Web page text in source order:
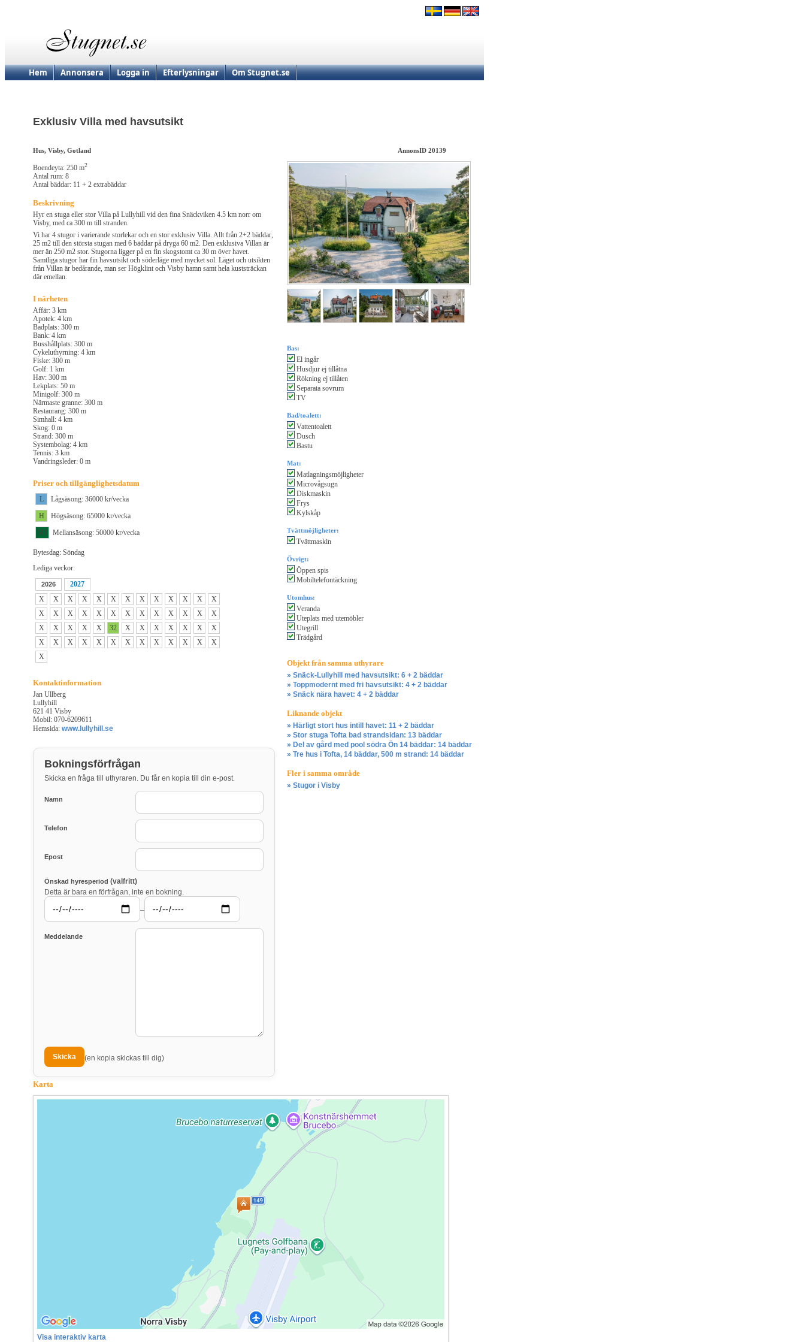
Hem Annonsera Logga in Efterlysningar Om Stugnet.se
Exklusiv Villa med havsutsikt
Hus, Visby, Gotland AnnonsID 20139
Boendeyta: 250 m2
Antal rum: 8
Antal bäddar: 11 + 2 extrabäddar
Beskrivning
Hyr en stuga eller stor Villa på Lullyhill vid den fina Snäckviken 4.5 km norr om
Visby, med ca 300 m till stranden.
Vi har 4 stugor i varierande storlekar och en stor exklusiv Villa. Allt från 2+2 bäddar,
25 m2 till den största stugan med 6 bäddar på dryga 60 m2. Den exklusiva Villan är
mer än 250 m2 stor. Stugorna ligger på en fin skogstomt ca 30 m över havet.
Samtliga stugor har fin havsutsikt och söderläge med mycket sol. Läget och utsikten
från Villan är bedårande, man ser Högklint och Visby hamn samt hela kuststräckan
där emellan.
I närheten
Affär: 3 km
Apotek: 4 km
Badplats: 300 m
Bank: 4 km
Busshållplats: 300 m
Cykeluthyrning: 4 km
Fiske: 300 m
Golf: 1 km
Hav: 300 m
Lekplats: 50 m
Minigolf: 300 m
Närmaste granne: 300 m
Restaurang: 300 m
Simhall: 4 km
Skog: 0 m
Strand: 300 m
Systembolag: 4 km
Tennis: 3 km
Vandringsleder: 0 m
Priser och tillgänglighetsdatum
L
Lågsäsong: 36000 kr/vecka
H
Högsäsong: 65000 kr/vecka
M1
Mellansäsong: 50000 kr/vecka
Bytesdag: Söndag
Lediga veckor:
2026
2027
X
X X X X X X X X X X X
X
X
X X X X X X X X X X X
X
X
X X X X 32 X X X X X X
X
X
X X X X X X X X X X X
X
X
Kontaktinformation
Jan Ullberg
Lullyhill
621 41 Visby
Mobil: 070-6209611
Hemsida: www.lullyhill.se
Bokningsförfrågan
Skicka en fråga till uthyraren. Du får en kopia till din e-post.
Namn
Telefon
Epost
Önskad hyresperiod (valfritt)
Detta är bara en förfrågan, inte en bokning.
–
Meddelande
(en kopia skickas till dig)
Bas:
El ingår
Husdjur ej tillåtna
Rökning ej tillåten
Separata sovrum
TV
Bad/toalett:
Vattentoalett
Dusch
Bastu
Mat:
Matlagningsmöjligheter
Microvågsugn
Diskmaskin
Frys
Kylskåp
Tvättmöjligheter:
Tvättmaskin
Övrigt:
Öppen spis
Mobiltelefontäckning
Utomhus:
Veranda
Uteplats med utemöbler
Utegrill
Trädgård
Objekt från samma uthyrare
» Snäck-Lullyhill med havsutsikt: 6 + 2 bäddar
» Toppmodernt med fri havsutsikt: 4 + 2 bäddar
» Snäck nära havet: 4 + 2 bäddar
Liknande objekt
» Härligt stort hus intill havet: 11 + 2 bäddar
» Stor stuga Tofta bad strandsidan: 13 bäddar
» Del av gård med pool södra Ön 14 bäddar: 14 bäddar
» Tre hus i Tofta, 14 bäddar, 500 m strand: 14 bäddar
Fler i samma område
» Stugor i Visby
Karta
Visa interaktiv karta